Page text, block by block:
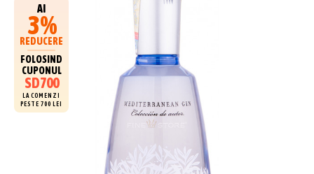
AI
3%
REDUCERE
FOLOSIND
CUPONUL
SD700
LA COMENZI
PESTE 700 LEI